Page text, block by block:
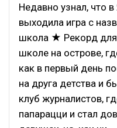
Недавно узнал, что
выходила игра с
школа ★ Рекорд для
школе на острове,
как в первый день
на друга детства и
клуб журналистов,
папарацци и стал